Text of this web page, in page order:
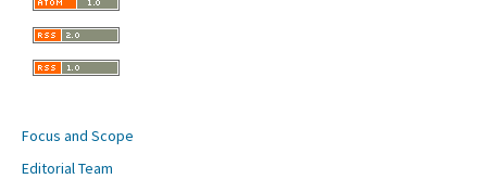
Focus and Scope
Editorial Team